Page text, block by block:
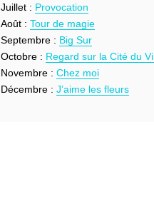
Juillet : Provocation
Août : Tour de magie
Septembre : Big Sur
Octobre : Regard sur la Cité du
Novembre : Chez moi
Décembre : J’aime les fleurs